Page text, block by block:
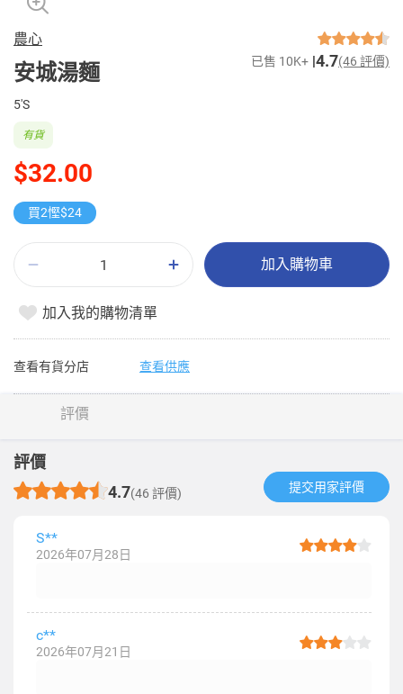
農心
安城湯麵 已售 10K+ 4.7(46 評價)
5'S
$32.00
有貨
買2慳$24
加入購物車
加入我的購物清單
查看有貨分店 查看供應
評價
評價
4.7(46 評價) 提交用家評價​
S**
2026年07月28日
c**
2026年07月21日